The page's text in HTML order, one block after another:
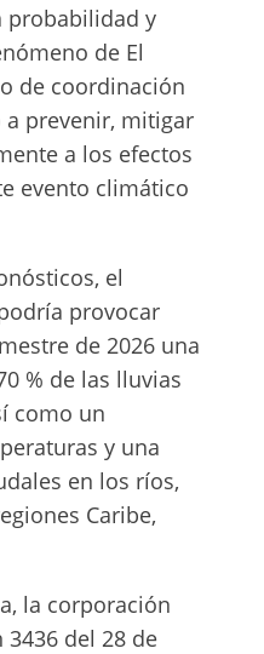
probabilidad y
de El
de coordinación
prevenir, mitigar
a los efectos
evento climático
el
provocar
de 2026 una
% de las lluvias
como un
y una
en los ríos,
Caribe,
la corporación
del 28 de